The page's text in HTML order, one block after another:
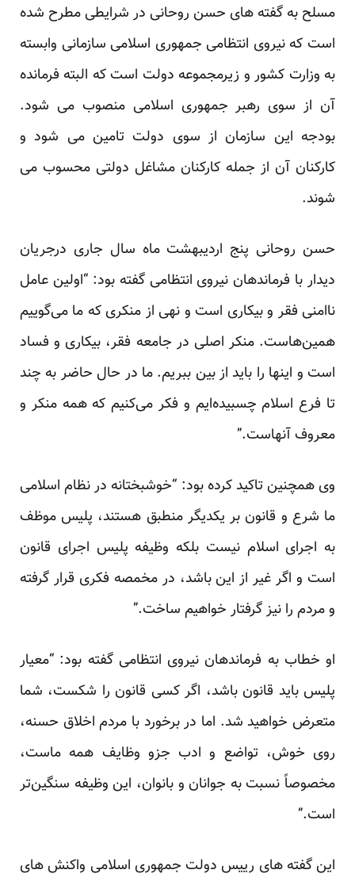
مسلح به گفته های حسن روحانی در شرایطی مطرح شده
است که نیروی انتظامی جمهوری اسلامی سازمانی وابسته
به وزارت کشور و زیرمجموعه دولت است که البته فرمانده
آن از سوی رهبر جمهوری اسلامی منصوب می شود.
بودجه این سازمان از سوی دولت تامین می شود و
کارکنان آن از جمله کارکنان مشاغل دولتی محسوب می
شوند.
حسن روحانی پنج اردیبهشت ماه سال جاری درجریان
دیدار با فرماندهان نیروی انتظامی گفته بود: “اولین عامل
ناامنی فقر و بیکاری است و نهی از منکری که ما می‌گوییم
همین‌هاست. منکر اصلی در جامعه فقر، بیکاری و فساد
است و اینها را باید از بین ببریم. ما در حال حاضر به چند
تا فرع اسلام چسبیده‌ایم و فکر می‌کنیم که همه منکر و
معروف آنهاست.”
وی همچنین تاکید کرده بود: “خوشبختانه در نظام اسلامی
ما شرع و قانون بر یکدیگر منطبق هستند، پلیس موظف
به اجرای اسلام نیست بلکه وظیفه پلیس اجرای قانون
است و اگر غیر از این باشد، در مخمصه فکری قرار گرفته
و مردم را نیز گرفتار خواهیم ساخت.”
او خطاب به فرماندهان نیروی انتظامی گفته بود: “معیار
پلیس باید قانون باشد، اگر کسی قانون را شکست، شما
متعرض خواهید شد. اما در برخورد با مردم اخلاق حسنه،
روی خوش، تواضع و ادب جزو وظایف همه ماست،
مخصوصاً نسبت به جوانان و بانوان، این وظیفه سنگین‌تر
است.”
این گفته های رییس دولت جمهوری اسلامی واکنش های